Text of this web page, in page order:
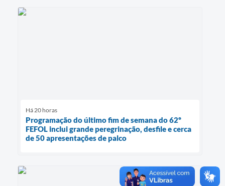
Há 20 horas
Programação do último fim de semana do 62º
FEFOL inclui grande peregrinação, desfile e cerca
de 50 apresentações de palco